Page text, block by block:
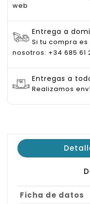
web
Entrega a
Si tu compra
nosotros: +34 685 61
Entregas a
Realizamos
Ficha de datos